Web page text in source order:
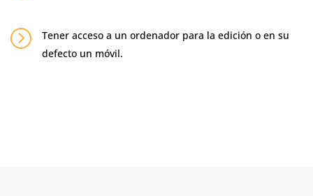
=
Tener acceso a un ordenador para la edición o en su
defecto un móvil.